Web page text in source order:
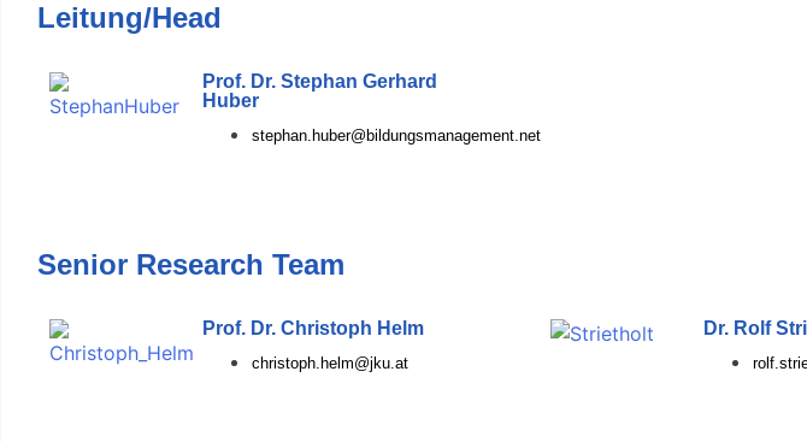
Leitung/Head
Prof. Dr. Stephan Gerhard
Huber
stephan.huber@bildungsmanagement.net
Senior Research Team
Prof. Dr. Christoph Helm
christoph.helm@jku.at
Dr. Rolf